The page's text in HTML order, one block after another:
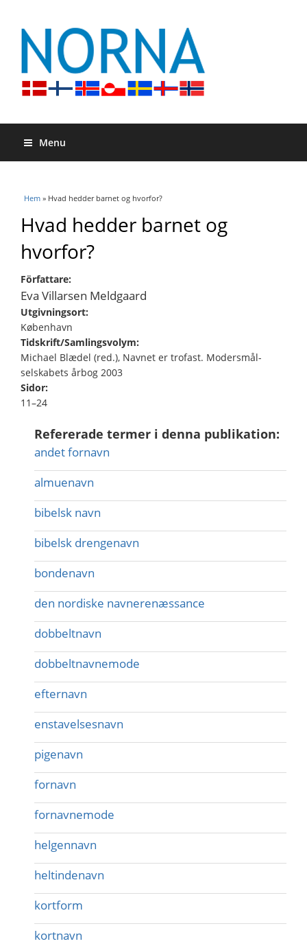
Menu
Du är här
Hem » Hvad hedder barnet og hvorfor?
Hvad hedder barnet og
hvorfor?
Författare:
Eva Villarsen Meldgaard
Utgivningsort:
København
Tidskrift/Samlingsvolym:
Michael Blædel (red.), Navnet er trofast. Modersmål-
selskabets årbog 2003
Sidor:
11–24
Refererade termer i denna publikation:
andet fornavn
almuenavn
bibelsk navn
bibelsk drengenavn
bondenavn
den nordiske navnerenæssance
dobbeltnavn
dobbeltnavnemode
efternavn
enstavelsesnavn
pigenavn
fornavn
fornavnemode
helgennavn
heltindenavn
kortform
kortnavn